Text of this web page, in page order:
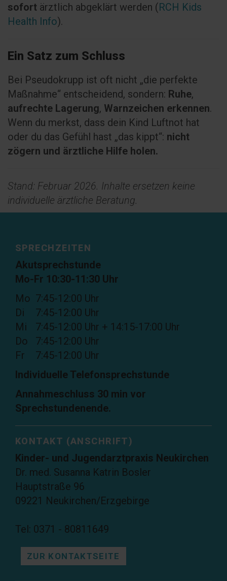
sofort ärztlich abgeklärt werden (RCH Kids
Health Info).
Ein Satz zum Schluss
Bei Pseudokrupp ist oft nicht „die perfekte
Maßnahme“ entscheidend, sondern: Ruhe,
aufrechte Lagerung, Warnzeichen erkennen.
Wenn du merkst, dass dein Kind Luftnot hat
oder du das Gefühl hast „das kippt“: nicht
zögern und ärztliche Hilfe holen.
Stand: Februar 2026. Inhalte ersetzen keine
individuelle ärztliche Beratung.
SPRECHZEITEN
Akutsprechstunde
Mo-Fr 10:30-11:30 Uhr
Mo 7:45-12:00 Uhr
Di
7:45-12:00 Uhr
Mi
7:45-12:00 Uhr + 14:15-17:00 Uhr
Do
7:45-12:00 Uhr
Fr
7:45-12:00 Uhr
Individuelle Telefonsprechstunde
Annahmeschluss 30 min vor
Sprechstundenende.
KONTAKT (ANSCHRIFT)
Kinder- und Jugendarztpraxis Neukirchen
Dr. med. Susanna Katrin Bosler
Hauptstraße 96
09221 Neukirchen/Erzgebirge
Tel: 0371 - 80811649
ZUR KONTAKTSEITE